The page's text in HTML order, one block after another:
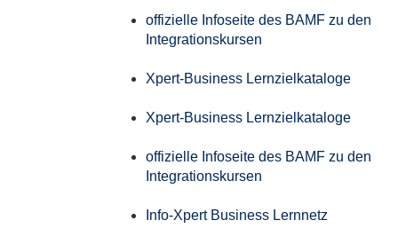
offizielle Infoseite des BAMF zu den
Integrationskursen
Xpert-Business Lernzielkataloge
Xpert-Business Lernzielkataloge
offizielle Infoseite des BAMF zu den
Integrationskursen
Info-Xpert Business Lernnetz